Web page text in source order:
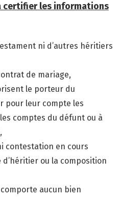
les informations
ni d’autres héritiers
de mariage,
le porteur du
pour leur compte les
comptes du défunt ou à
contestation en cours
ou la composition
aucun bien